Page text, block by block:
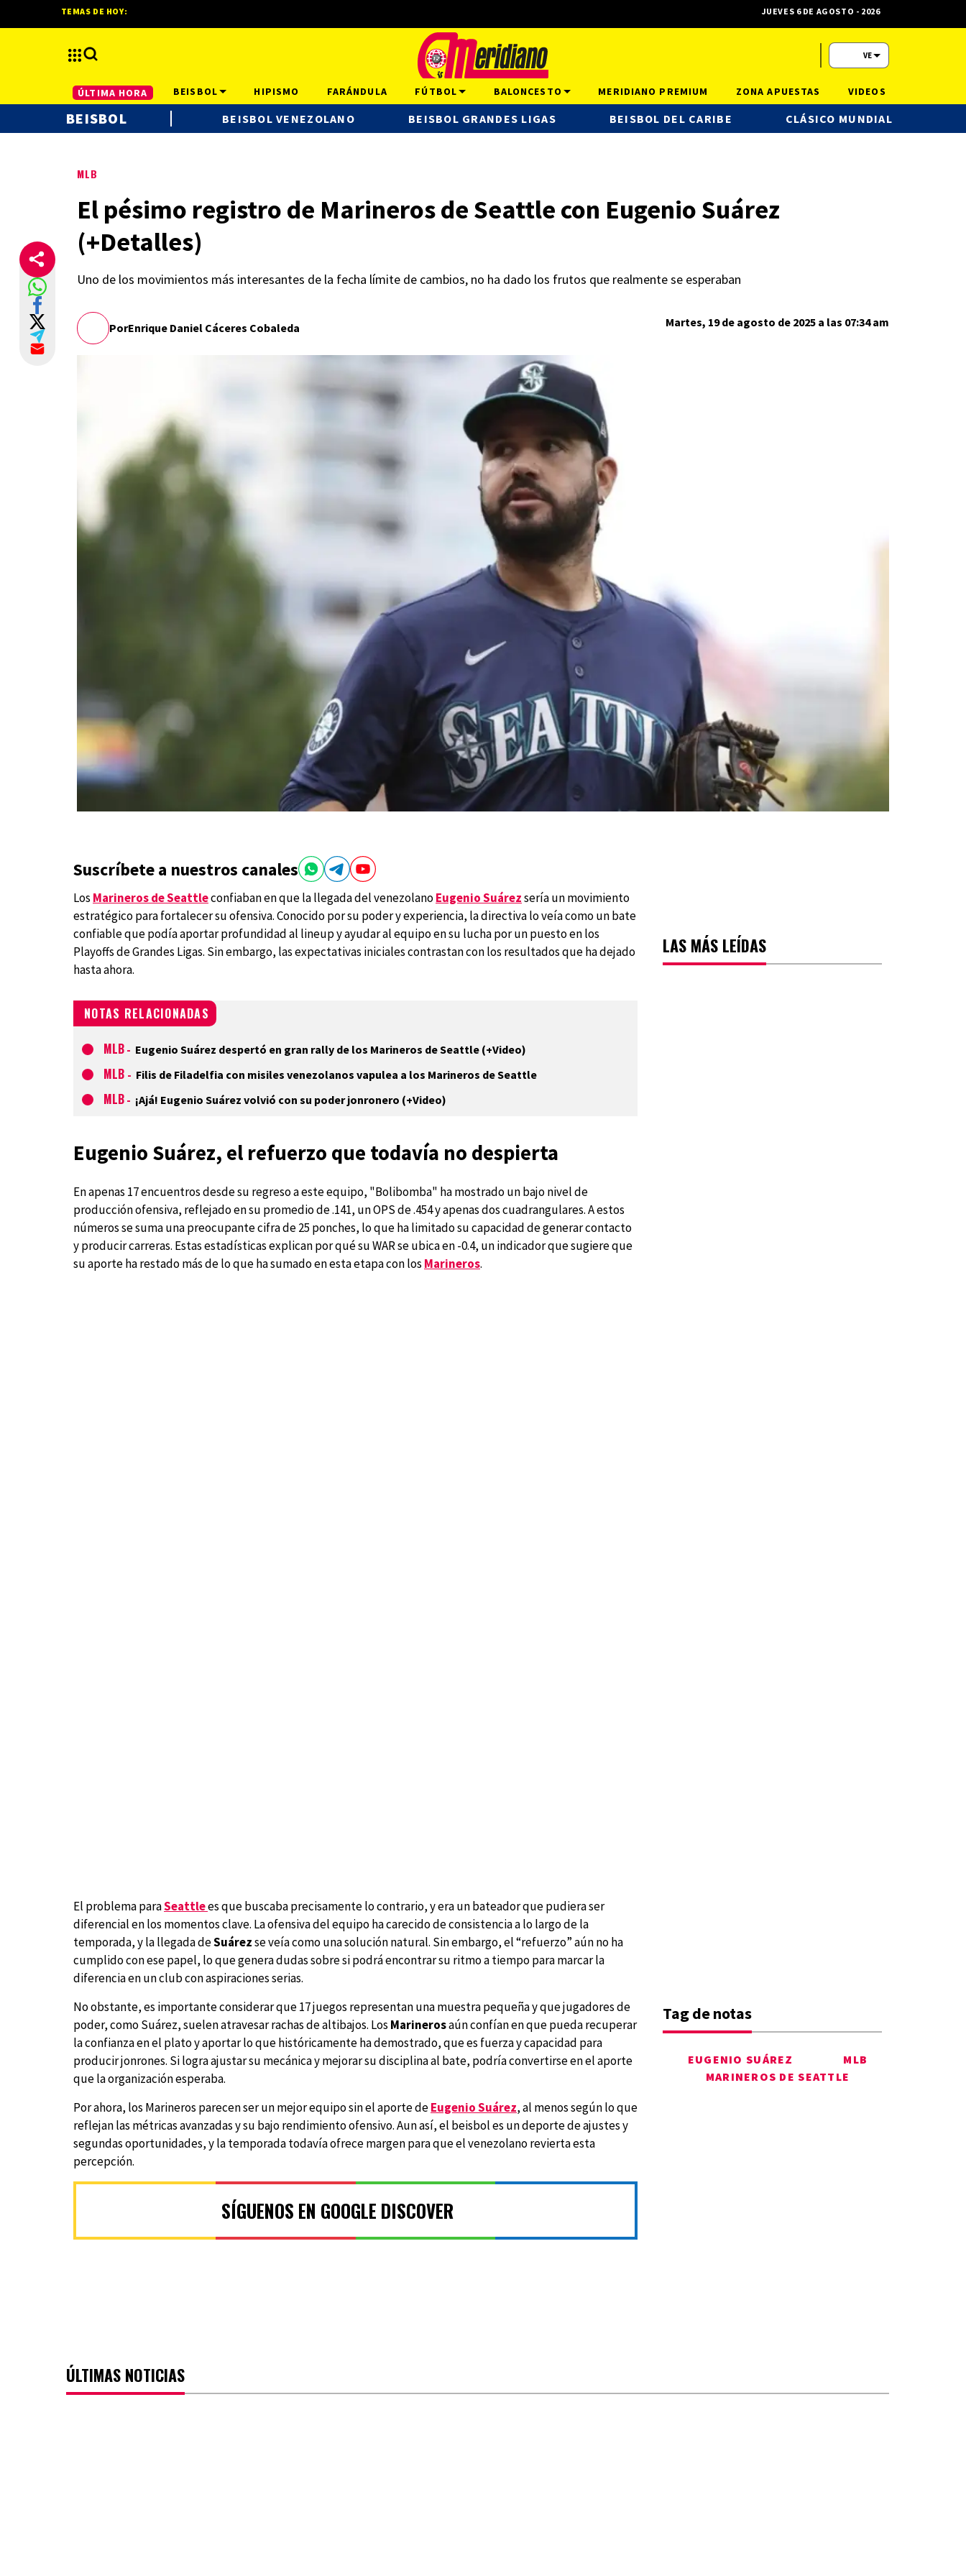
MLB
El pésimo registro de Marineros de Seattle con Eugenio Suárez
(+Detalles)
Uno de los movimientos más interesantes de la fecha límite de cambios, no ha dado los frutos que realmente se esperaban
PorEnrique Daniel Cáceres Cobaleda Martes, 19 de agosto de 2025 a las 07:34 am
Suscríbete a nuestros canales
Los Marineros de Seattleconfiaban en que la llegada del venezolanoEugenio Suárezsería un movimiento
estratégico para fortalecer su ofensiva. Conocido por su poder y experiencia, la directiva lo veía como un bate
confiable que podía aportar profundidad al lineup y ayudar al equipo en su lucha por un puesto en los
Playoffs de Grandes Ligas. Sin embargo, las expectativas iniciales contrastan con los resultados que ha dejado
hasta ahora.
NOTAS RELACIONADAS
MLB - Eugenio Suárez despertó en gran rally de los Marineros de Seattle (+Video)
MLB - Filis de Filadelfia con misiles venezolanos vapulea a los Marineros de Seattle
MLB - ¡Ajá! Eugenio Suárez volvió con su poder jonronero (+Video)
Eugenio Suárez, el refuerzo que todavía no despierta
En apenas 17 encuentros desde su regreso a este equipo, "Bolibomba" ha mostrado un bajo nivel de
producción ofensiva, reflejado en su promedio de .141, un OPS de .454 y apenas dos cuadrangulares. A estos
números se suma una preocupante cifra de 25 ponches, lo que ha limitado su capacidad de generar contacto
y producir carreras. Estas estadísticas explican por qué su WAR se ubica en -0.4, un indicador que sugiere que
su aporte ha restado más de lo que ha sumado en esta etapa con los Marineros.
El problema paraSeattlees que buscaba precisamente lo contrario, y era un bateador que pudiera ser
diferencial en los momentos clave. La ofensiva del equipo ha carecido de consistencia a lo largo de la
temporada, y la llegada deSuárezse veía como una solución natural. Sin embargo, el “refuerzo” aún no ha
cumplido con ese papel, lo que genera dudas sobre si podrá encontrar su ritmo a tiempo para marcar la
diferencia en un club con aspiraciones serias.
No obstante, es importante considerar que 17 juegos representan una muestra pequeña y que jugadores de
poder, como Suárez, suelen atravesar rachas de altibajos. Los Marinerosaún confían en que pueda recuperar
la confianza en el plato y aportar lo que históricamente ha demostrado, que es fuerza y capacidad para
producir jonrones. Si logra ajustar su mecánica y mejorar su disciplina al bate, podría convertirse en el aporte
que la organización esperaba.
Por ahora, los Marineros parecen ser un mejor equipo sin el aporte deEugenio Suárez, al menos según lo que
reflejan las métricas avanzadas y su bajo rendimiento ofensivo. Aun así, el beisbol es un deporte de ajustes y
segundas oportunidades, y la temporada todavía ofrece margen para que el venezolano revierta esta
percepción.
SÍGUENOS EN GOOGLE DISCOVER
LAS MÁS LEÍDAS
Tag de notas
EUGENIO SUÁREZ
MLB
MARINEROS DE SEATTLE
ÚLTIMAS NOTICIAS
TEMAS DE HOY: JUEVES 6 DE AGOSTO - 2026
VE
ÚLTIMA HORA BEISBOL
BEISBOL BEISBOL VENEZOLANO BEISBOL GRANDES LIGAS BEISBOL DEL CARIBE CLÁSICO MUNDIAL
HIPISMO FARÁNDULA FÚTBOL BALONCESTO MERIDIANO PREMIUM ZONA APUESTAS VIDEOS